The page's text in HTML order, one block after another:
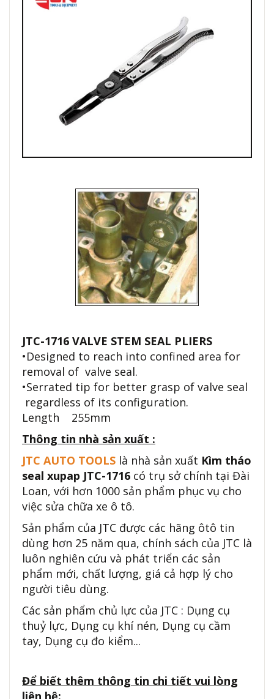
JTC-1716 VALVE STEM SEAL PLIERS
•Designed to reach into confined area for
removal of valve seal.
•Serrated tip for better grasp of valve seal
regardless of its configuration.
Length 255mm
Thông tin nhà sản xuất :
JTC AUTO TOOLS là nhà sản xuất Kìm tháo
seal xupap JTC-1716 có trụ sở chính tại Đài
Loan, với hơn 1000 sản phẩm phục vụ cho
việc sửa chữa xe ô tô.
Sản phẩm của JTC được các hãng ôtô tin
dùng hơn 25 năm qua, chính sách của JTC là
luôn nghiên cứu và phát triển các sản
phẩm mới, chất lượng, giá cả hợp lý cho
người tiêu dùng.
Các sản phẩm chủ lực của JTC : Dụng cụ
thuỷ lực, Dụng cụ khí nén, Dụng cụ cầm
tay, Dụng cụ đo kiểm...
Để biết thêm thông tin chi tiết vui lòng